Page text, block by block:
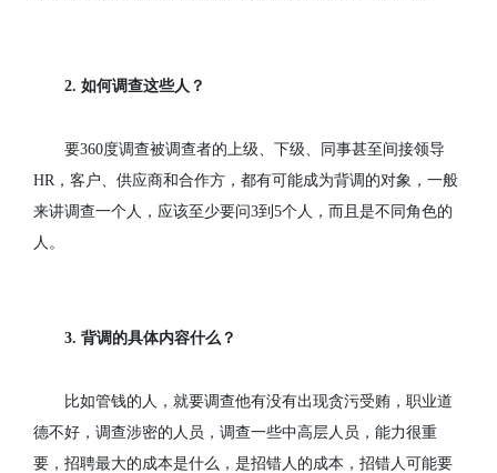
2. 如何调查这些人？
要360度调查被调查者的上级、下级、同事甚至间接领导
HR，客户、供应商和合作方，都有可能成为背调的对象，一般
来讲调查一个人，应该至少要问3到 5个人，而且是不同角色的
人。
3. 背调的具体内容什么？
比如管钱的人，就要调查他有没有出现贪污受贿，职业道
德不好，调查涉密的人员，调查一些中高层人员，能力很重
要，招聘最大的成本是什么，是招错人的成本，招错人可能要